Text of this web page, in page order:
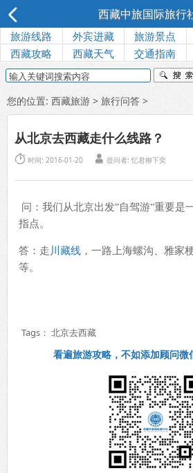
西藏中旅国际旅行
旅游线路 外宾进藏 旅游景点
西藏攻略
西藏天气 交通指南
您的位置: 西藏旅游 > 旅行问答 >
从北京去西藏走什么线路？
 时间: 2016-01-20  提问者: 忆君柳下奕
问：我们从北京出发''自驾游''重要是
指点。
答：走川藏线 ，一路上海螺沟、雅家
等。
Tags： 北京去西藏
看遍旅游攻略，不如添加顾问微